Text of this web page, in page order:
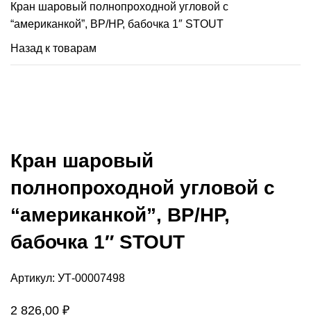
Кран шаровый полнопроходной угловой с
“американкой”, ВР/НР, бабочка 1″ STOUT
Назад к товарам
Кран шаровый
полнопроходной угловой с
“американкой”, ВР/НР,
бабочка 1″ STOUT
Артикул: УТ-00007498
2 826,00 ₽